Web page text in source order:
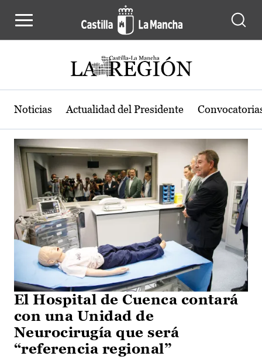
Actualidad de la región de Castilla-
Noticias Actualidad del Presidente
El Hospital de Cuenca contará
con una Unidad de
Neurocirugía que será
“referencia regional”